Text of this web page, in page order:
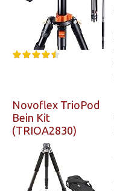
Novoflex TrioPod
Bein Kit
(TRIOA2830)